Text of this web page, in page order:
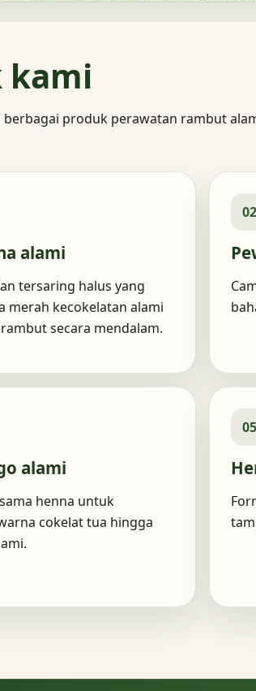
kami
berbagai produk perawatan rambut
alami
tersaring halus yang
merah kecokelatan alami
secara mendalam.
02
alami
henna untuk
cokelat tua hingga
05